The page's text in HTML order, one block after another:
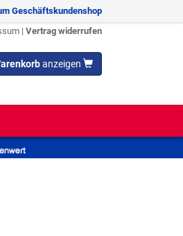
Geschäftskundenshop
| Vertrag widerrufen
anzeigen